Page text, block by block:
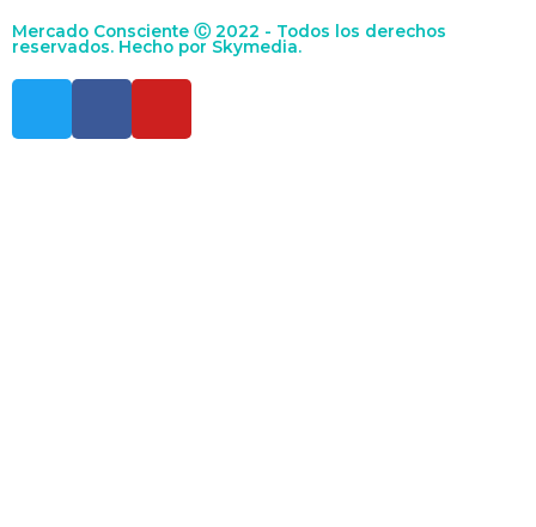
Mercado Consciente Ⓒ 2022 - Todos los derechos
reservados. Hecho por Skymedia.